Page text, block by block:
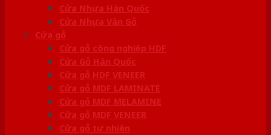
Cửa Nhựa Hàn Quốc
Cửa Nhựa Vân Gỗ
Cửa gỗ
Cửa gỗ công nghiệp HDF
Cửa Gỗ Hàn Quốc
Cửa gỗ HDF VENEER
Cửa gỗ MDF LAMINATE
Cửa gỗ MDF MELAMINE
Cửa gỗ MDF VENEER
Cửa gỗ tự nhiên